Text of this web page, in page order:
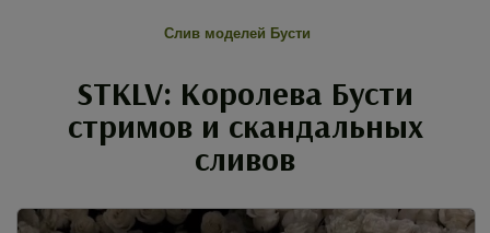
Слив моделей Бусти
STKLV: Королева Бусти
стримов и скандальных
сливов